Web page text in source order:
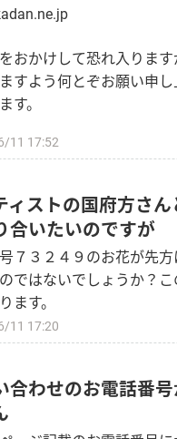
おかけして恐れ入りま
すよう何とぞお願い申
す。
11 17:52
ィストの国府方さ
合いたいのですが
７３２４９のお花が先
ではないでしょうか？こ
ます。
11 17:20
合わせのお電話番号